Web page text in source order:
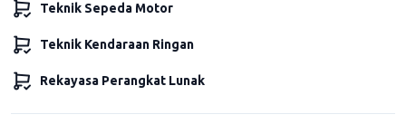
Teknik Sepeda Motor
Teknik Kendaraan Ringan
Rekayasa Perangkat Lunak